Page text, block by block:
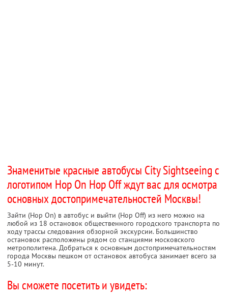
Знаменитые красные автобусы City Sightseeing с
логотипом Hop On Hop Off ждут вас для осмотра
основных достопримечательностей Москвы!
Зайти (Hop On) в автобус и выйти (Hop Off) из него можно на
любой из 18 остановок общественного городского транспорта по
ходу трассы следования обзорной экскурсии. Большинство
остановок расположены рядом со станциями московского
метрополитена. Добраться к основным достопримечательностям
города Москвы пешком от остановок автобуса занимает всего за
5-10 минут.
Вы сможете посетить и увидеть: